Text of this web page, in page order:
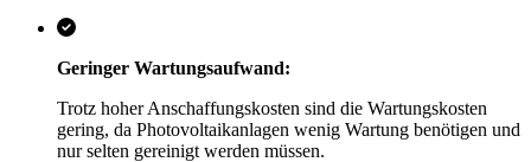
Geringer Wartungsaufwand:
Trotz hoher Anschaffungskosten sind die Wartungskosten
gering, da Photovoltaikanlagen wenig Wartung benötigen und
nur selten gereinigt werden müssen.